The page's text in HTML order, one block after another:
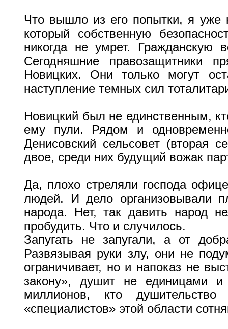
Что вышло из его попытки, я уже
который собственную
никогда не умрет. Гражданскую
Сегодняшние правозащитники
Новицких. Они только могут
наступление темных сил
Новицкий был не единственным,
ему пули. Рядом и
Денисовский сельсовет (вторая
двое, среди них будущий вожак
Да, плохо стреляли господа
людей. И дело организовывали
народа. Нет, так давить народ
пробудить. Что и случилось.
Запугать не запугали, а от
Развязывая руки злу, они не
ограничивает, но и напоказ не
закону», душит не единицами
миллионов, кто
«специалистов» этой области